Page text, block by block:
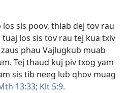
los sis poov, thiab dej tov rau
los sis tov rau tej kua txiv
phau Vajlugkub muab
Tej thaud kuj piv txog yam
sis tib neeg lub qhov muag
13:33; Klt 5:9.